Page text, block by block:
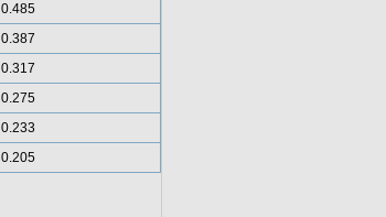
0.485
0.387
0.317
0.275
0.233
0.205